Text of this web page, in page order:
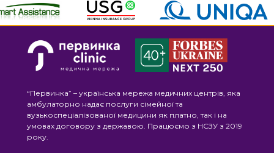
“Первинка” – українська мережа медичних центрів, яка
амбулаторно надає послуги сімейної та
вузькоспеціалізованої медицини як платно, так і на
умовах договору з державою. Працюємо з НСЗУ з 2019
року.